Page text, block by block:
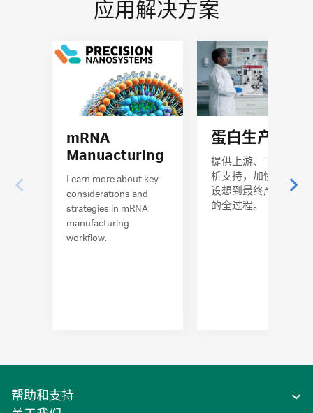
应用解决方案
mRNA
Manuacturing
Learn more about key
considerations and
strategies in mRNA
manufacturing
workflow.
蛋白生产
提供上游、下游和分
析支持，加快完成从
设想到最终产品成形
的全过程。
帮助和支持